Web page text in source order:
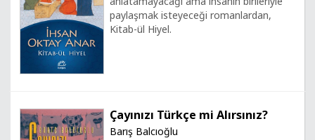
paylaşmak isteyeceği romanlardan,
Kitab-ül Hiyel.
Çayınızı Türkçe mi Alırsınız?
Barış Balcıoğlu